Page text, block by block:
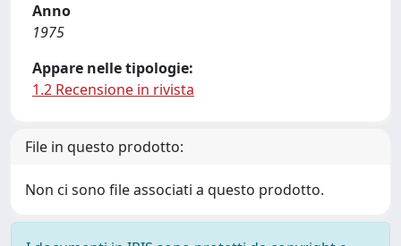
Anno
1975
Appare nelle tipologie:
1.2 Recensione in rivista
File in questo prodotto:
Non ci sono file associati a questo prodotto.